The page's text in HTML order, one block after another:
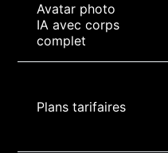
Avatar photo
IA avec corps
complet
Plans tarifaires